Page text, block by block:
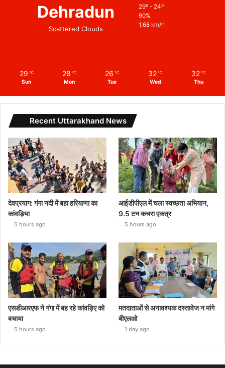
Dehradun
Scattered Clouds
29º - 24º
90%
1.68 km/h
29 ℃
Sun
28 ℃
Mon
26 ℃
Tue
32 ℃
Wed
32 ℃
Thu
Recent Uttarakhand News
देवप्रयाग: गंगा नदी में बहा हरियाणा का
कांवड़िया
5 hours ago
आईडीपीएल में चला स्वच्छता अभियान,
9.5 टन कचरा एकत्र
5 hours ago
एसडीआरएफ ने गंगा में बह रहे कांवड़िए को
बचाया
5 hours ago
मतदाताओं से अनावश्यक दस्तावेज न मांगे
बीएलओ
1 day ago